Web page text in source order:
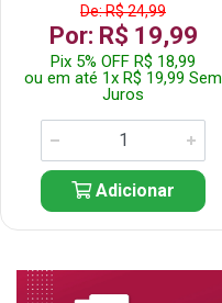
De: R$ 24,99
Por: R$ 19,99
Pix 5% OFF R$ 18,99
ou em até 1x R$ 19,99 Sem
Juros
Adicionar